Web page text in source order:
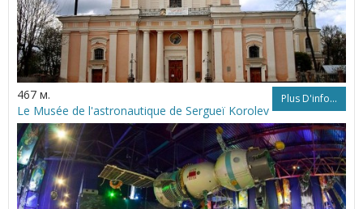
467 м. Plus D'info...
Le Musée de l'astronautique de Sergueï Korolev